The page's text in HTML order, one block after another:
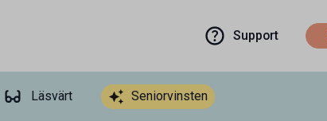
Support
Läsvärt Seniorvinsten